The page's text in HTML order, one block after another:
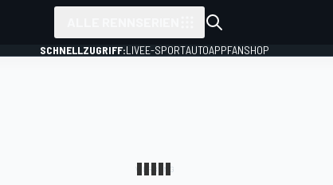
SCHNELLZUGRIFF:LIVEE-SPORTAUTOAPPFANSHOP